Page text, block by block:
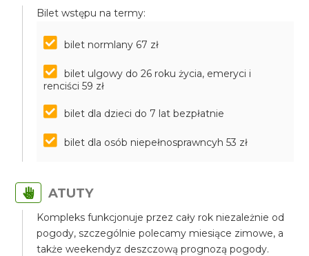
Bilet wstępu na termy:
bilet normlany 67 zł
bilet ulgowy do 26 roku życia, emeryci i
renciści 59 zł
bilet dla dzieci do 7 lat bezpłatnie
bilet dla osób niepełnosprawncyh 53 zł
ATUTY
Kompleks funkcjonuje przez cały rok niezależnie od
pogody, szczególnie polecamy miesiące zimowe, a
także weekendyz deszczową prognozą pogody.